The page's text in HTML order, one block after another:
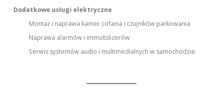
Dodatkowe usługi elektryczne
Montaż i naprawa kamer cofania i czujników parkowania
Naprawa alarmów i immobilizerów
Serwis systemów audio i multimedialnych w samochodzie